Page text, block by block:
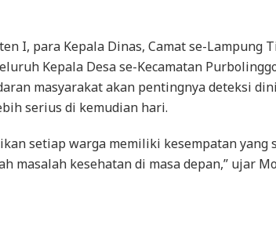
I, para Kepala Dinas, Camat se-Lampung
Kepala Desa se-Kecamatan
masyarakat akan pentingnya deteksi
serius di kemudian hari.
setiap warga memiliki kesempatan yang
masalah kesehatan di masa depan,” ujar